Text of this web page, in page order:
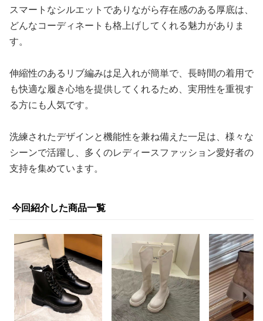
スマートなシルエットでありながら存在感のある厚底は、
どんなコーディネートも格上げしてくれる魅力がありま
す。
伸縮性のあるリブ編みは足入れが簡単で、長時間の着用で
も快適な履き心地を提供してくれるため、実用性を重視す
る方にも人気です。
洗練されたデザインと機能性を兼ね備えた一足は、様々な
シーンで活躍し、多くのレディースファッション愛好者の
支持を集めています。
今回紹介した商品一覧